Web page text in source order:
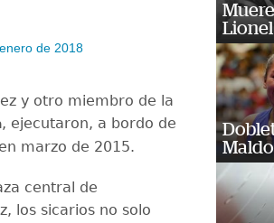
de 2018
y otro miembro de la
, ejecutaron, a bordo de
marzo de 2015.
central de
los sicarios no solo
Lionel